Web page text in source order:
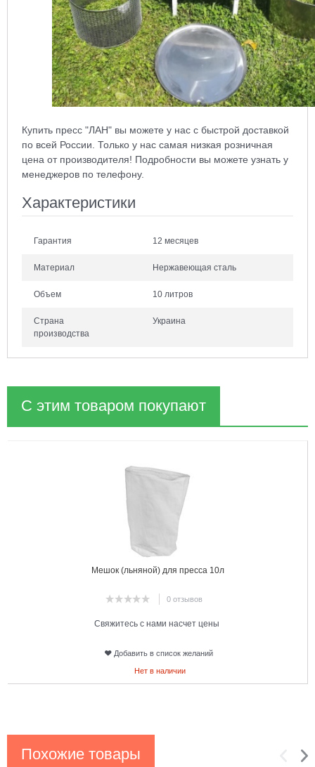
Купить пресс "ЛАН" вы можете у нас с быстрой доставкой
по всей России. Только у нас самая низкая розничная
цена от производителя! Подробности вы можете узнать у
менеджеров по телефону.
Характеристики
Гарантия 12 месяцев
Материал Нержавеющая сталь
Объем 10 литров
Страна
производства
Украина
С этим товаром покупают
Мешок (льняной) для пресса 10л
0 отзывов
Свяжитесь с нами насчет цены
Добавить в список желаний
Нет в наличии
Похожие товары